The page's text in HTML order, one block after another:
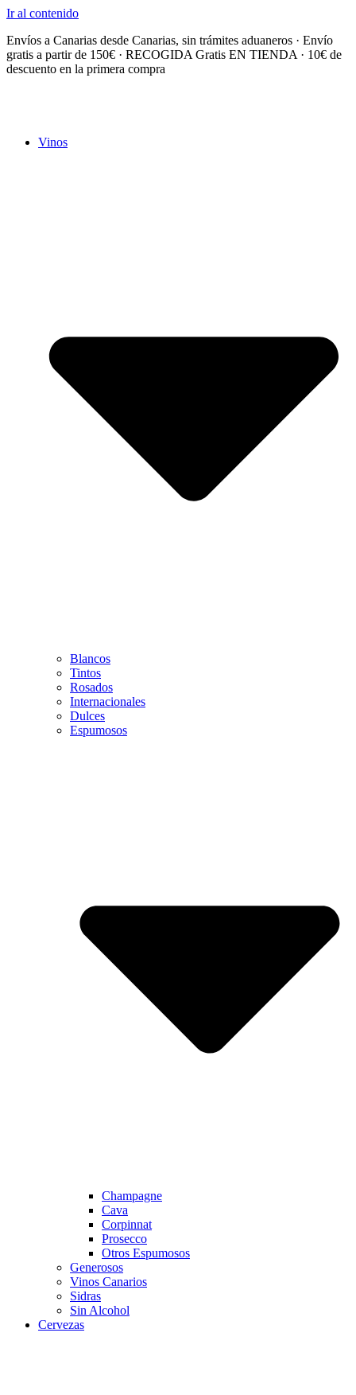
Ir al contenido
Envíos a Canarias desde Canarias, sin trámites aduaneros · Envío
gratis a partir de 150€ · RECOGIDA Gratis EN TIENDA · 10€ de
descuento en la primera compra
Vinos
Blancos
Tintos
Rosados
Internacionales
Dulces
Espumosos
Champagne
Cava
Corpinnat
Prosecco
Otros Espumosos
Generosos
Vinos Canarios
Sidras
Sin Alcohol
Cervezas